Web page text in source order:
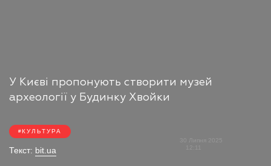
У Києві пропонують створити музей
археології у Будинку Хвойки
КУЛЬТУРА
Текст: bit.ua
30 Липня 2025